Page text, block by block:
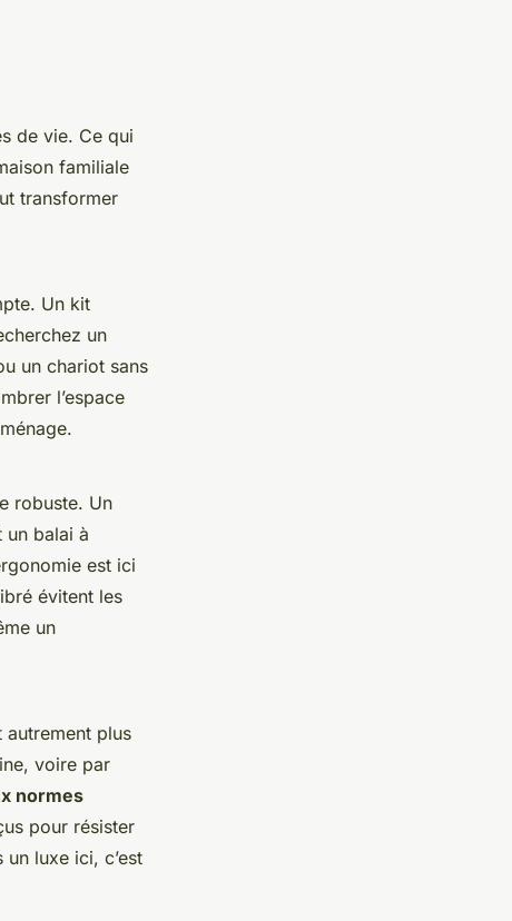
de vie. Ce qui
familiale
transformer
Un kit
un
un chariot sans
l’espace
robuste. Un
un balai à
est ici
évitent les
un
autrement plus
voire par
normes
pour résister
luxe ici, c’est